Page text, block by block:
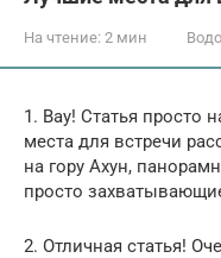
На чтение: 2 мин
1. Вау! Статья просто
места для встречи
на гору Ахун,
просто
2. Отличная статья!